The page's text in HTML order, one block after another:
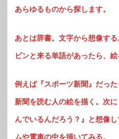
あらゆるものから探します。
あとは辞書。文字から想像する
ピンと来る単語があったら、絵
例えば『スポーツ新聞』だっ
新聞を読む人の絵を描く。次
んでいるんだろう？』と想像
ムや電車の中を描いてみる。